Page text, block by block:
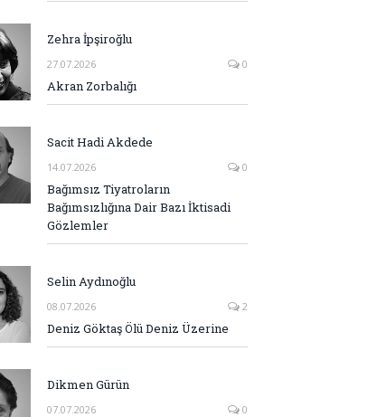
Zehra İpşiroğlu
27.07.2026 0
Akran Zorbalığı
Sacit Hadi Akdede
14.07.2026 0
Bağımsız Tiyatroların
Bağımsızlığına Dair Bazı İktisadi
Gözlemler
Selin Aydınoğlu
08.07.2026 2
Deniz Göktaş Ölü Deniz Üzerine
Dikmen Gürün
07.07.2026 0